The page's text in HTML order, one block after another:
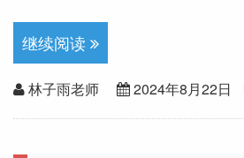
继续阅读
林子雨老师 2024年8月22日